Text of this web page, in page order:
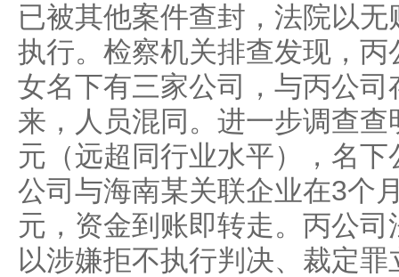
已被其他案件查封，法院以
执行。检察机关排查发现，
女名下有三家公司，与丙公
来，人员混同。进一步调查
元（远超同行业水平），名
公司与海南某关联企业在3个
元，资金到账即转走。丙公
以涉嫌拒不执行判决、裁定